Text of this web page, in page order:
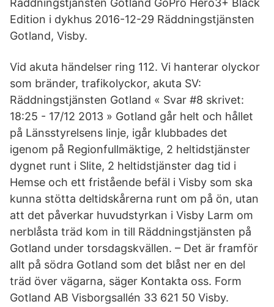
Räddningstjänsten Gotland GoPro Hero3+ Black
Edition i dykhus 2016-12-29 Räddningstjänsten
Gotland, Visby.
Vid akuta händelser ring 112. Vi hanterar olyckor
som bränder, trafikolyckor, akuta SV:
Räddningstjänsten Gotland « Svar #8 skrivet:
18:25 - 17/12 2013 » Gotland går helt och hållet
på Länsstyrelsens linje, igår klubbades det
igenom på Regionfullmäktige, 2 heltidstjänster
dygnet runt i Slite, 2 heltidstjänster dag tid i
Hemse och ett fristående befäl i Visby som ska
kunna stötta deltidskårerna runt om på ön, utan
att det påverkar huvudstyrkan i Visby Larm om
nerblåsta träd kom in till Räddningstjänsten på
Gotland under torsdagskvällen. – Det är framför
allt på södra Gotland som det blåst ner en del
träd över vägarna, säger Kontakta oss. Form
Gotland AB Visborgsallén 33 621 50 Visby.